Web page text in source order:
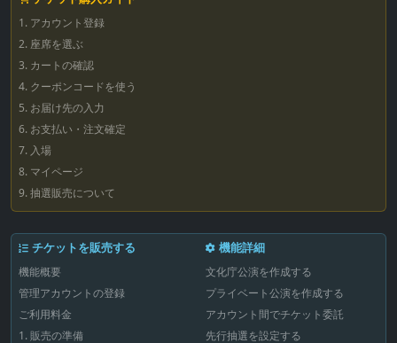
1. アカウント登録
2. 座席を選ぶ
3. カートの確認
4. クーポンコードを使う
5. お届け先の入力
6. お支払い・注文確定
7. 入場
8. マイページ
9. 抽選販売について
チケットを販売する
機能概要
管理アカウントの登録
ご利用料金
1. 販売の準備
機能詳細
文化庁公演を作成する
プライベート公演を作成する
アカウント間でチケット委託
先行抽選を設定する